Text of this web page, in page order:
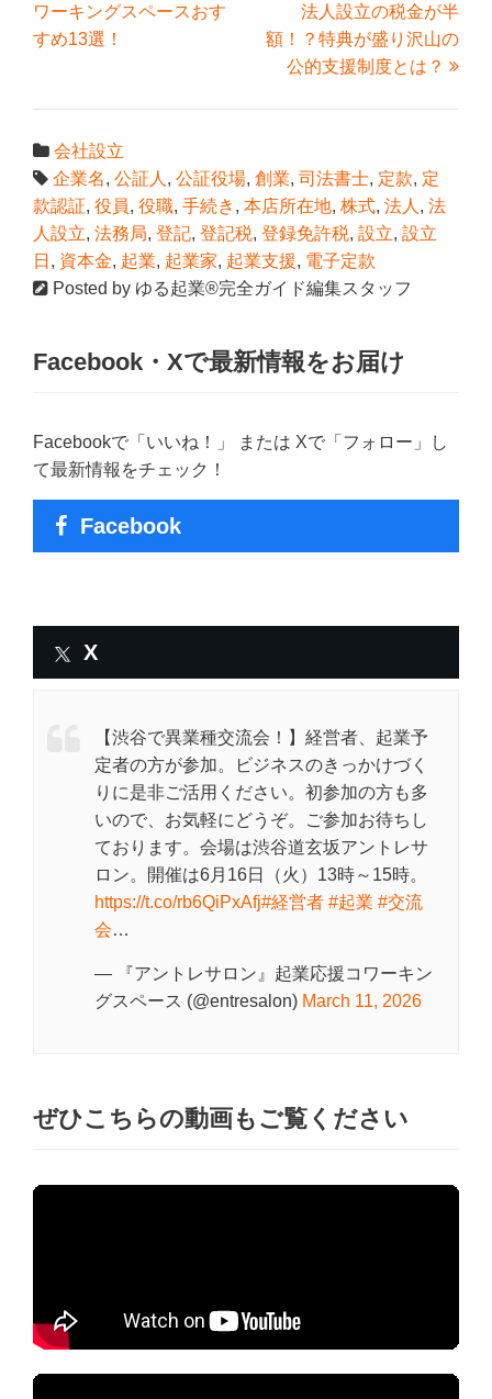
ワーキングスペースおす
すめ13選！
法人設立の税金が半
額！？特典が盛り沢山の
公的支援制度とは？
会社設立
企業名, 公証人 , 公証役場, 創業, 司法書士, 定款, 定
款認証, 役員, 役職, 手続き , 本店所在地, 株式, 法人 , 法
人設立, 法務局, 登記, 登記税, 登録免許税, 設立, 設立
日 , 資本金, 起業, 起業家, 起業支援, 電子定款
Posted by ゆる起業®完全ガイド編集スタッフ
Facebook・Xで最新情報をお届け
Facebookで「いいね！」 または Xで「フォロー」し
て最新情報をチェック！
Facebook
X
【渋谷で異業種交流会！】経営者、起業予
定者の方が参加。ビジネスのきっかけづく
りに是非ご活用ください。初参加の方も多
いので、お気軽にどうぞ。ご参加お待ちし
ております。会場は渋谷道玄坂アントレサ
ロン。開催は6月16日（火）13時～15時。
https://t.co/rb6QiPxAfj#経営者 #起業 #交流
会…
— 『アントレサロン』起業応援コワーキン
グスペース (@entresalon) March 11, 2026
ぜひこちらの動画もご覧ください